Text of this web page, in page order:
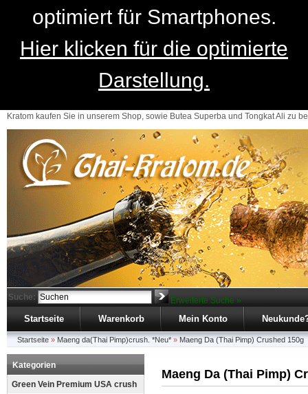
optimiert für Smartphones.
Hier klicken für die optimierte
Darstellung.
Kratom kaufen Sie in unserem Shop, sowie Butea Superba und Tongkat Ali zu
Suche: Erweiterte Suche »
Startseite Warenkorb Mein Konto
Startseite » Maeng da(Thai Pimp)crush. *Neu* » Maeng Da (Thai Pimp) Crushed 150g
Kategorien
Green Vein Premium USA crush
Maeng Da (Thai Pimp)